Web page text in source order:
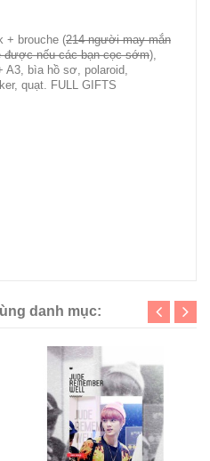
+ brouche (214 người may mắn
được nếu các bạn cọc sớm),
A3, bìa hồ sơ, polaroid,
quạt. FULL GIFTS
danh mục: